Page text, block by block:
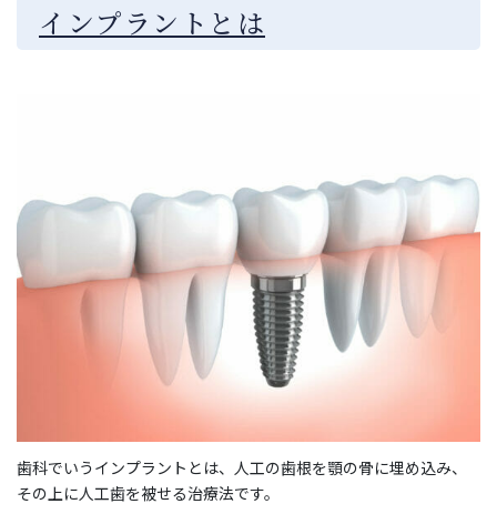
インプラントとは
歯科でいうインプラントとは、人工の歯根を顎の骨に埋め込み、
その上に人工歯を被せる治療法です。